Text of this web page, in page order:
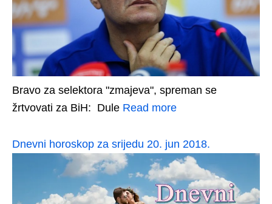
Bravo za selektora "zmajeva", spreman se
žrtvovati za BiH: Dule Read more
Dnevni horoskop za srijedu 20. jun 2018.